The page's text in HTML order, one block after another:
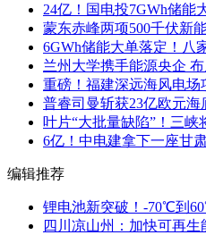
24亿！国电投7GWh储能
蒙东赤峰两项500千伏新
6GWh储能大单落定！八
兰州大学携手能源央企
重磅！福建深远海风电场
普睿司曼斩获23亿欧元海
叶片“大批量缺陷”！三峡
6亿！中电建拿下一座甘
编辑推荐
锂电池新突破！-70℃到
四川凉山州：加快可再生